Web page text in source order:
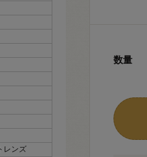
レンズ
数量